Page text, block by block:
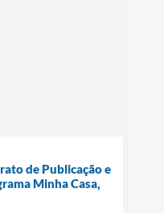
de Publicação e
Minha Casa,